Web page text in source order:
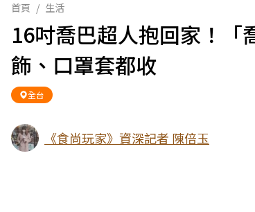
首頁 / 生活
16吋喬巴超人抱回家！「
飾、口罩套都收
全台
《食尚玩家》資深記者 陳倍玉